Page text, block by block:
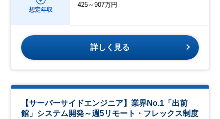
想定年収
425～907万円
詳しく見る
【サーバーサイドエンジニア】業界No.1「出前
館」システム開発～週5リモート・フレックス制度